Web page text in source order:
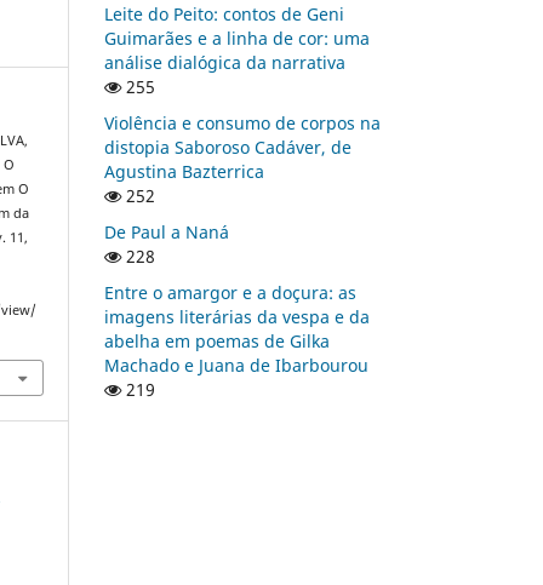
O
O
da
11,
Leite do Peito: contos de Geni
Guimarães e a linha de cor: uma
análise dialógica da narrativa
255
Violência e consumo de corpos na
distopia Saboroso Cadáver, de
Agustina Bazterrica
252
De Paul a Naná
228
Entre o amargor e a doçura: as
imagens literárias da vespa e da
abelha em poemas de Gilka
Machado e Juana de Ibarbourou
219